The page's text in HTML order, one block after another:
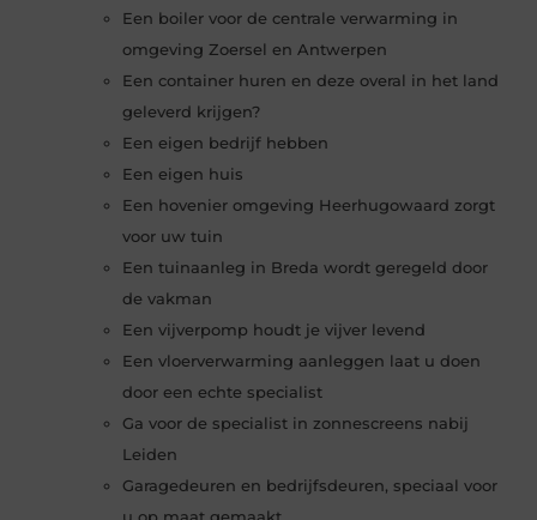
Een boiler voor de centrale verwarming in
omgeving Zoersel en Antwerpen
Een container huren en deze overal in het land
geleverd krijgen?
Een eigen bedrijf hebben
Een eigen huis
Een hovenier omgeving Heerhugowaard zorgt
voor uw tuin
Een tuinaanleg in Breda wordt geregeld door
de vakman
Een vijverpomp houdt je vijver levend
Een vloerverwarming aanleggen laat u doen
door een echte specialist
Ga voor de specialist in zonnescreens nabij
Leiden
Garagedeuren en bedrijfsdeuren, speciaal voor
u op maat gemaakt